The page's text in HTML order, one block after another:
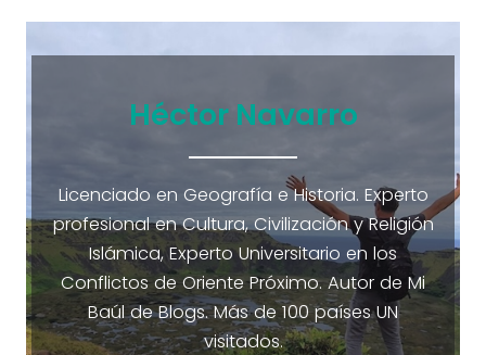
Héctor Navarro
Licenciado en Geografía e Historia. Experto
profesional en Cultura, Civilización y Religión
Islámica, Experto Universitario en los
Conflictos de Oriente Próximo. Autor de Mi
Baúl de Blogs. Más de 100 países UN
visitados.